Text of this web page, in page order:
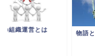
の組織運営とは
物語